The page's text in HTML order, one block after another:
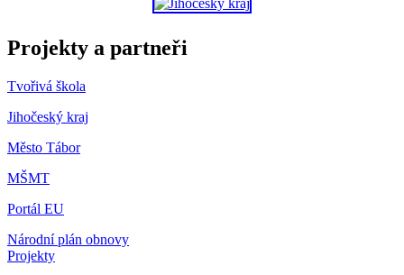
Projekty a partneři
Tvořivá škola
Jihočeský kraj
Město Tábor
MŠMT
Portál EU
Národní plán obnovy
Projekty